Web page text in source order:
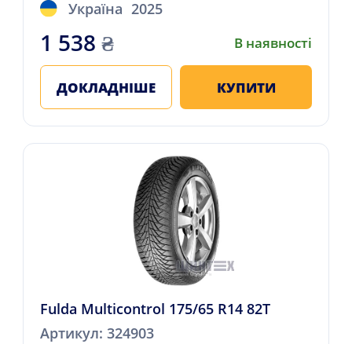
Україна 2025
1 538 ₴ В наявності
ДОКЛАДНІШЕ КУПИТИ
Fulda Multicontrol 175/65 R14 82T
Артикул: 324903